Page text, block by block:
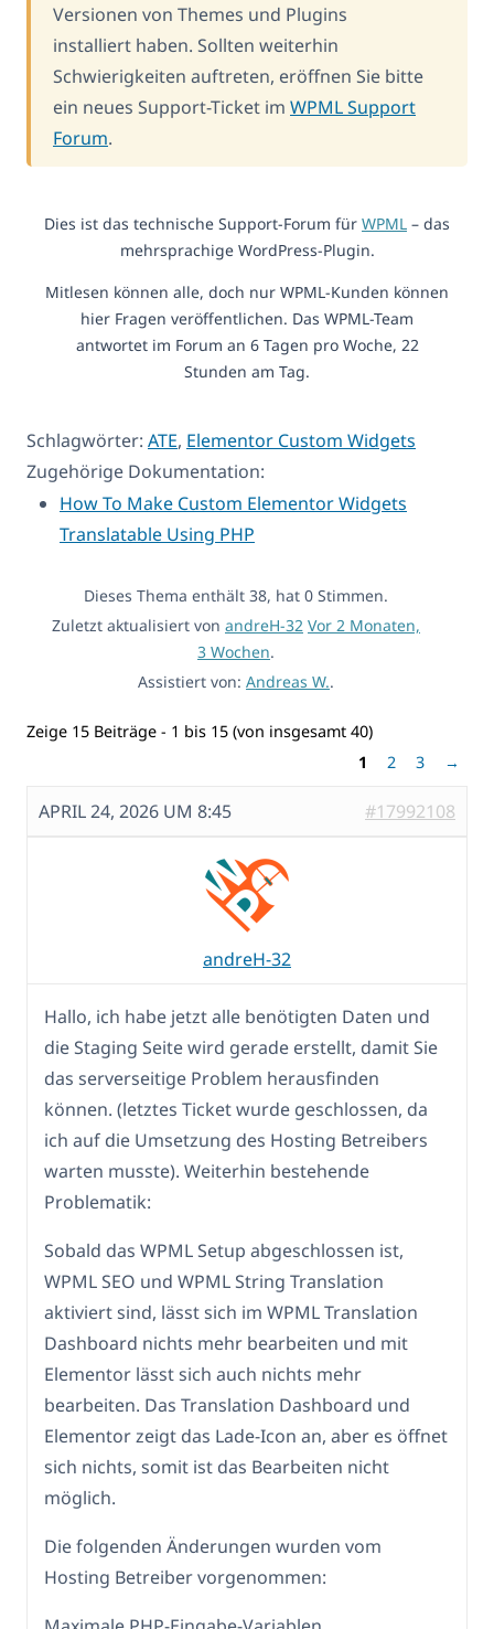
Versionen von Themes und Plugins
installiert haben. Sollten weiterhin
Schwierigkeiten auftreten, eröffnen Sie bitte
ein neues Support-Ticket im WPML Support
Forum.
Dies ist das technische Support-Forum für WPML – das
mehrsprachige WordPress-Plugin.
Mitlesen können alle, doch nur WPML-Kunden können
hier Fragen veröffentlichen. Das WPML-Team
antwortet im Forum an 6 Tagen pro Woche, 22
Stunden am Tag.
Schlagwörter: ATE, Elementor Custom Widgets
Zugehörige Dokumentation:
How To Make Custom Elementor Widgets
Translatable Using PHP
Dieses Thema enthält 38, hat 0 Stimmen.
Zuletzt aktualisiert von andreH-32 Vor 2 Monaten,
3 Wochen.
Assistiert von: Andreas W..
Zeige 15 Beiträge - 1 bis 15 (von insgesamt 40)
1
2 3 →
APRIL 24, 2026 UM 8:45 #17992108
andreH-32
Hallo, ich habe jetzt alle benötigten Daten und
die Staging Seite wird gerade erstellt, damit Sie
das serverseitige Problem herausfinden
können. (letztes Ticket wurde geschlossen, da
ich auf die Umsetzung des Hosting Betreibers
warten musste). Weiterhin bestehende
Problematik:
Sobald das WPML Setup abgeschlossen ist,
WPML SEO und WPML String Translation
aktiviert sind, lässt sich im WPML Translation
Dashboard nichts mehr bearbeiten und mit
Elementor lässt sich auch nichts mehr
bearbeiten. Das Translation Dashboard und
Elementor zeigt das Lade-Icon an, aber es öffnet
sich nichts, somit ist das Bearbeiten nicht
möglich.
Die folgenden Änderungen wurden vom
Hosting Betreiber vorgenommen: